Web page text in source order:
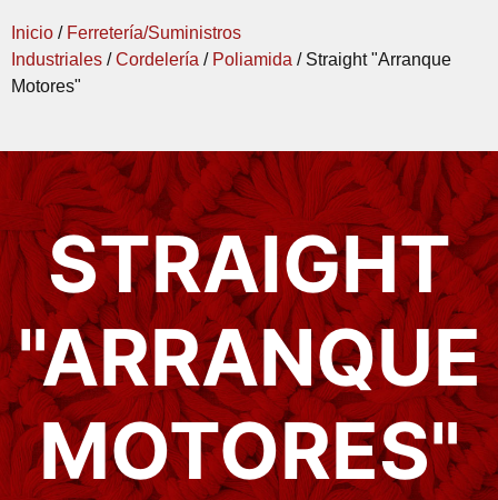
Inicio / Ferretería/Suministros
Industriales /Cordelería / Poliamida / Straight "Arranque
Motores"
STRAIGHT
"ARRANQUE
MOTORES"